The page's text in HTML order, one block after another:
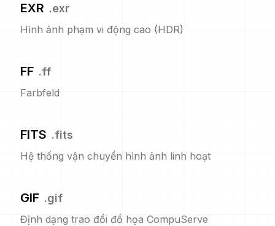
EXR .exr
Hình ảnh phạm vi động cao (HDR)
FF .ff
Farbfeld
FITS .fits
Hệ thống vận chuyển hình ảnh linh hoạt
GIF .gif
Định dạng trao đổi đồ họa CompuServe